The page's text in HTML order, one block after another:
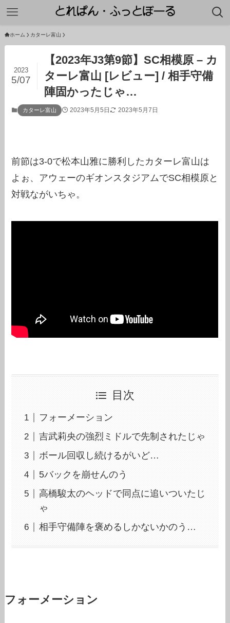
ホーム カターレ富山
【2023年J3第9節】SC相模原 – カ
ターレ富山 [レビュー] / 相手守備
陣固かったじゃ…
2023
5/07
カターレ富山 2023年5月5日 2023年5月7日
前節は3-0で松本山雅に勝利したカターレ富山は
よぉ、アウェーのギオンスタジアムでSC相模原と
対戦ながいちゃ。
目次
フォーメーション
吉武莉央の強烈ミドルで先制されたじゃ
ボール回収し続けるがいど…
5バックを崩せんのう
高橋駿太のヘッドで同点に追いついたじ
ゃ
相手守備陣を褒めるしかないかのう…
フォーメーション